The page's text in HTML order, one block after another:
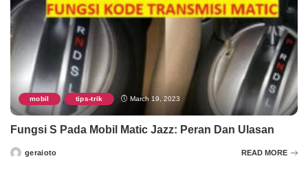
mobil , tips-trik March 19, 2023
Fungsi S Pada Mobil Matic Jazz: Peran Dan Ulasan
Postedgeraioto READ MORE